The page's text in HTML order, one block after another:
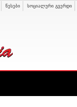
წესები სოციალური გვერდი